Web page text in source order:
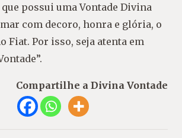
possui uma Vontade Divina
com decoro, honra e glória, o
Fiat. Por isso, seja atenta em
Compartilhe a Divina Vontade